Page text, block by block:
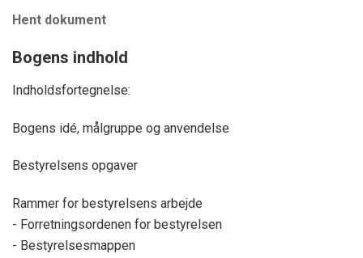
Hent dokument
Bogens indhold
Indholdsfortegnelse:
Bogens idé, målgruppe og anvendelse
Bestyrelsens opgaver
Rammer for bestyrelsens arbejde
- Forretningsordenen for bestyrelsen
- Bestyrelsesmappen